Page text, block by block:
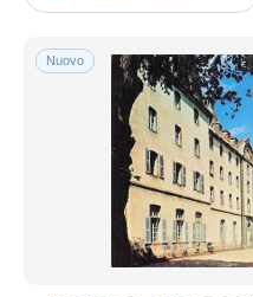
Europa
Francia
[15] Cantal
Saint Flour
In corso
Asta con offerte
Aste senza offerte
Casa d'aste
Venduti
Tutte le durate
Nuovo